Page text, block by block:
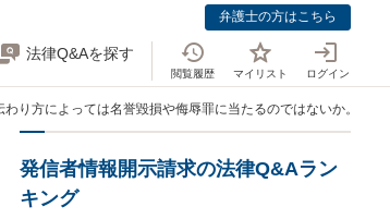
弁護士の方はこちら
法律Q&Aを探す
閲覧履歴 マイリスト ログイン
わり方によっては名誉毀損や侮辱罪に当たるのではないか。開
発信者情報開示請求の法律Q&Aラン
キング